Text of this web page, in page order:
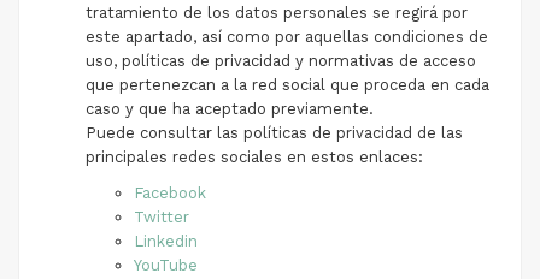
tratamiento de los datos personales se regirá por
este apartado, así como por aquellas condiciones de
uso, políticas de privacidad y normativas de acceso
que pertenezcan a la red social que proceda en cada
caso y que ha aceptado previamente.
Puede consultar las políticas de privacidad de las
principales redes sociales en estos enlaces:
Facebook
Twitter
Linkedin
YouTube